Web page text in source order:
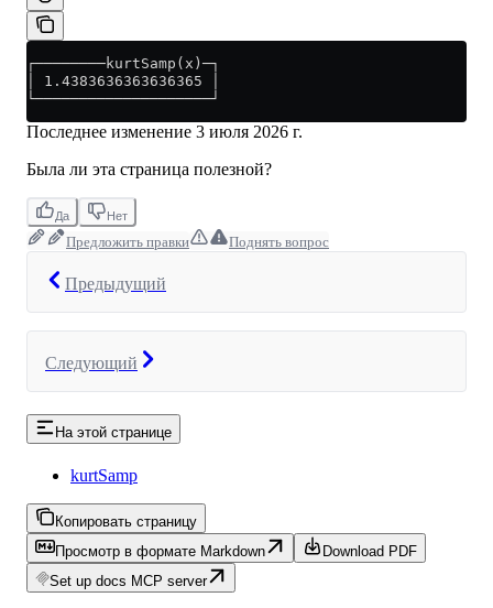
┌────────kurtSamp(x)─┐
│ 1.4383636363636365 │
└────────────────────┘
Последнее изменение 3 июля 2026 г.
Была ли эта страница полезной?
Да Нет
Предложить правки Поднять вопрос
Предыдущий
Следующий
На этой странице
kurtSamp
Копировать страницу
Просмотр в формате Markdown
Download PDF
Set up docs MCP server